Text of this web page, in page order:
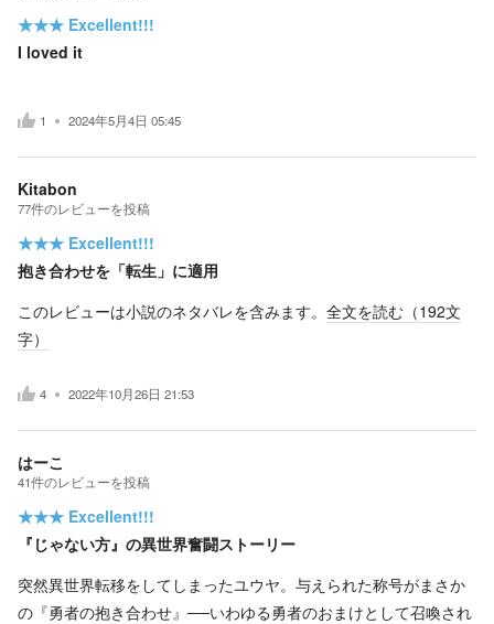
★★★ Excellent!!!
I loved it
1 2024年5月4日 05:45
Kitabon
77件のレビューを投稿
★★★ Excellent!!!
抱き合わせを「転生」に適用
このレビューは小説のネタバレを含みます。 全文を読む（192文
字）
4 2022年10月26日 21:53
はーこ
41件のレビューを投稿
★★★ Excellent!!!
『じゃない方』の異世界奮闘ストーリー
突然異世界転移をしてしまったユウヤ。与えられた称号がまさか
の『勇者の抱き合わせ』──いわゆる勇者のおまけとして召喚され